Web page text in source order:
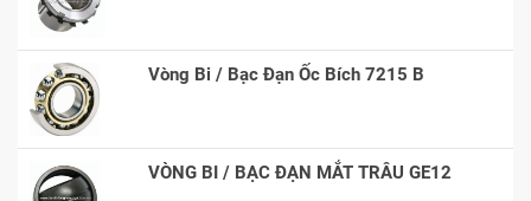
Vòng Bi / Bạc Đạn Ốc Bích 7215 B
VÒNG BI / BẠC ĐẠN MẮT TRÂU GE12